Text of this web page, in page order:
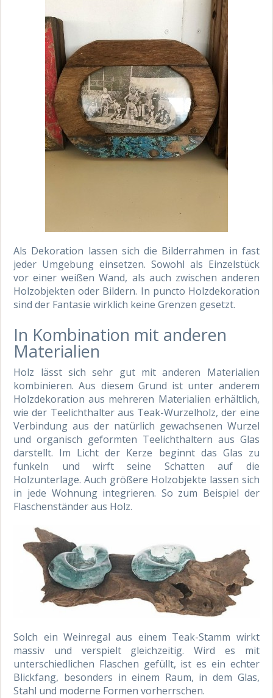
Als Dekoration lassen sich die Bilderrahmen in fast
jeder Umgebung einsetzen. Sowohl als Einzelstück
vor einer weißen Wand, als auch zwischen anderen
Holzobjekten oder Bildern. In puncto Holzdekoration
sind der Fantasie wirklich keine Grenzen gesetzt.
In Kombination mit anderen
Materialien
Holz lässt sich sehr gut mit anderen Materialien
kombinieren. Aus diesem Grund ist unter anderem
Holzdekoration aus mehreren Materialien erhältlich,
wie der Teelichthalter aus Teak-Wurzelholz, der eine
Verbindung aus der natürlich gewachsenen Wurzel
und organisch geformten Teelichthaltern aus Glas
darstellt. Im Licht der Kerze beginnt das Glas zu
funkeln und wirft seine Schatten auf die
Holzunterlage. Auch größere Holzobjekte lassen sich
in jede Wohnung integrieren. So zum Beispiel der
Flaschenständer aus Holz.
Solch ein Weinregal aus einem Teak-Stamm wirkt
massiv und verspielt gleichzeitig. Wird es mit
unterschiedlichen Flaschen gefüllt, ist es ein echter
Blickfang, besonders in einem Raum, in dem Glas,
Stahl und moderne Formen vorherrschen.